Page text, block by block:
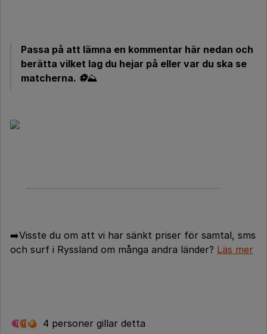
Passa på att lämna en kommentar här nedan och
berätta vilket lag du hejar på eller var du ska se
matcherna. ⚽️⛰️
➡️Visste du om att vi har sänkt priser för samtal, sms
och surf i Ryssland om många andra länder? Läs mer
T F K 4 personer gillar detta